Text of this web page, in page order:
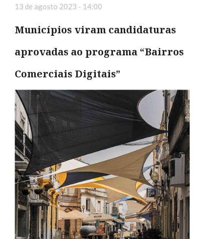
13 de agosto 2023 - 14:00
Municípios viram candidaturas
aprovadas ao programa “Bairros
Comerciais Digitais”